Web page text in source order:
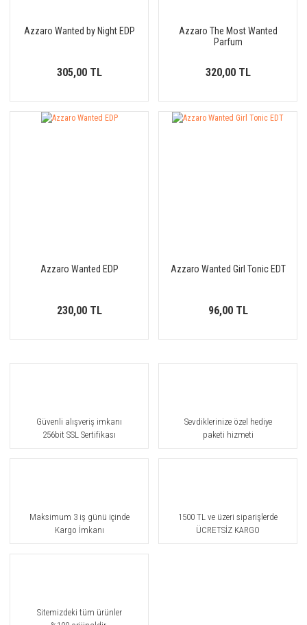
Azzaro Wanted by Night EDP
305,00 TL
Azzaro The Most Wanted
Parfum
320,00 TL
Azzaro Wanted EDP
230,00 TL
Azzaro Wanted Girl Tonic EDT
96,00 TL
Güvenli alışveriş imkanı
256bit SSL Sertifikası
Sevdiklerinize özel hediye
paketi hizmeti
Maksimum 3 iş günü içinde
Kargo İmkanı
1500 TL ve üzeri siparişlerde
ÜCRETSİZ KARGO
Sitemizdeki tüm ürünler